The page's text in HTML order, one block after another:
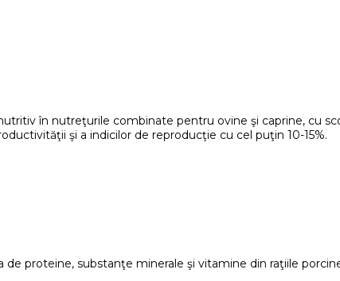
în nutreţurile combinate pentru ovine şi caprine, cu
şi a indicilor de reproducţie cu cel puţin 10-15%.
proteine, substanţe minerale şi vitamine din raţiile